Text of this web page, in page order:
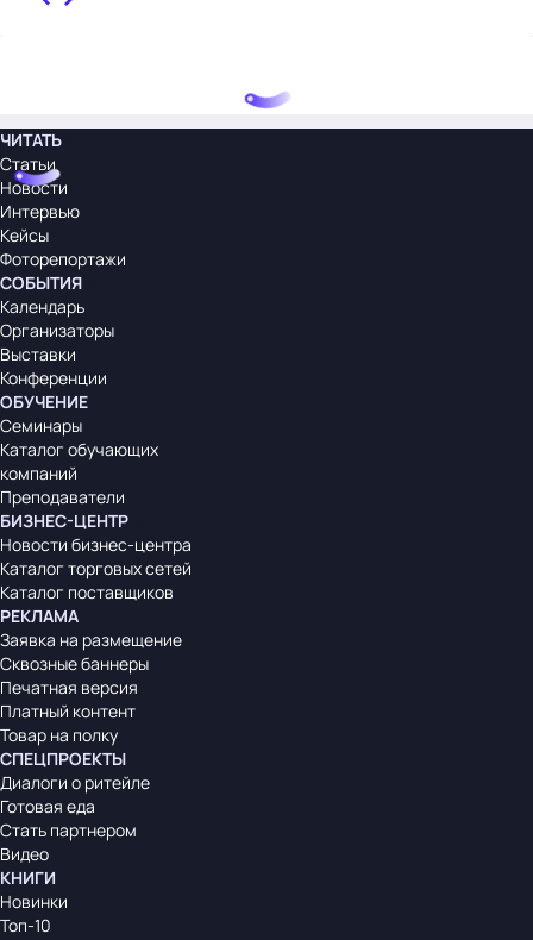
ЧИТАТЬ
Статьи
Новости
Интервью
Кейсы
Фоторепортажи
СОБЫТИЯ
Календарь
Организаторы
Выставки
Конференции
ОБУЧЕНИЕ
Семинары
Каталог обучающих
компаний
Преподаватели
БИЗНЕС-ЦЕНТР
Новости бизнес-центра
Каталог торговых сетей
Каталог поставщиков
РЕКЛАМА
Заявка на размещение
Сквозные баннеры
Печатная версия
Платный контент
Товар на полку
СПЕЦПРОЕКТЫ
Диалоги о ритейле
Готовая еда
Стать партнером
Видео
КНИГИ
Новинки
Топ-10